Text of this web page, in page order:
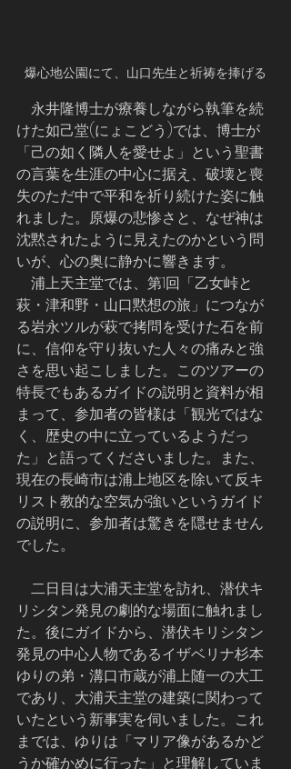
爆心地公園にて、山口先生と祈祷を捧げる
けた如己堂(にょこどう)では、博士が
「己の如く隣人を愛せよ」という聖書
の言葉を生涯の中心に据え、破壊と喪
失のただ中で平和を祈り続けた姿に触
れました。原爆の悲惨さと、なぜ神は
沈黙されたように見えたのかという問
いが、心の奥に静かに響きます。
萩・津和野・山口黙想の旅」につなが
る岩永ツルが萩で拷問を受けた石を前
に、信仰を守り抜いた人々の痛みと強
さを思い起こしました。このツアーの
特長でもあるガイドの説明と資料が相
まって、参加者の皆様は「観光ではな
く、歴史の中に立っているようだっ
た」と語ってくださいました。また、
現在の長崎市は浦上地区を除いて反キ
リスト教的な空気が強いというガイド
の説明に、参加者は驚きを隠せません
でした。
リシタン発見の劇的な場面に触れまし
た。後にガイドから、潜伏キリシタン
発見の中心人物であるイザベリナ杉本
ゆりの弟・溝口市蔵が浦上随一の大工
であり、大浦天主堂の建築に関わって
いたという新事実を伺いました。これ
までは、ゆりは「マリア像があるかど
うか確かめに行った」と理解していま